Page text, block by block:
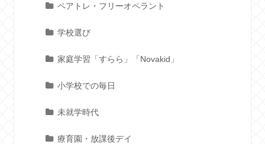
ペアトレ・フリーオペラント
学校選び
家庭学習「すらら」「Novakid」
小学校での毎日
未就学時代
療育園・放課後デイ